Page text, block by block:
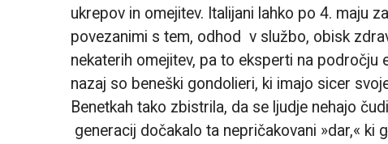
ukrepov in omejitev. Italijani lahko po 4. maju
povezanimi s tem, odhod v službo, obisk
nekaterih omejitev, pa to eksperti na
nazaj so beneški gondolieri, ki imajo sicer
Benetkah tako zbistrila, da se ljudje nehajo
generacij dočakalo ta nepričakovani »dar,« ki